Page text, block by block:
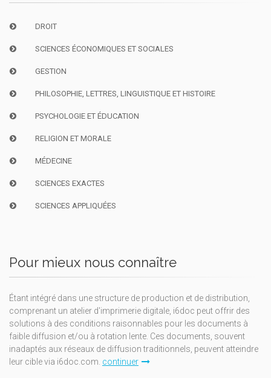
DROIT
SCIENCES ÉCONOMIQUES ET SOCIALES
GESTION
PHILOSOPHIE, LETTRES, LINGUISTIQUE ET HISTOIRE
PSYCHOLOGIE ET ÉDUCATION
RELIGION ET MORALE
MÉDECINE
SCIENCES EXACTES
SCIENCES APPLIQUÉES
Pour mieux nous connaître
Étant intégré dans une structure de production et de distribution,
comprenant un atelier d'imprimerie digitale, i6doc peut offrir des
solutions à des conditions raisonnables pour les documents à
faible diffusion et/ou à rotation lente. Ces documents, souvent
inadaptés aux réseaux de diffusion traditionnels, peuvent atteindre
leur cible via i6doc.com. continuer